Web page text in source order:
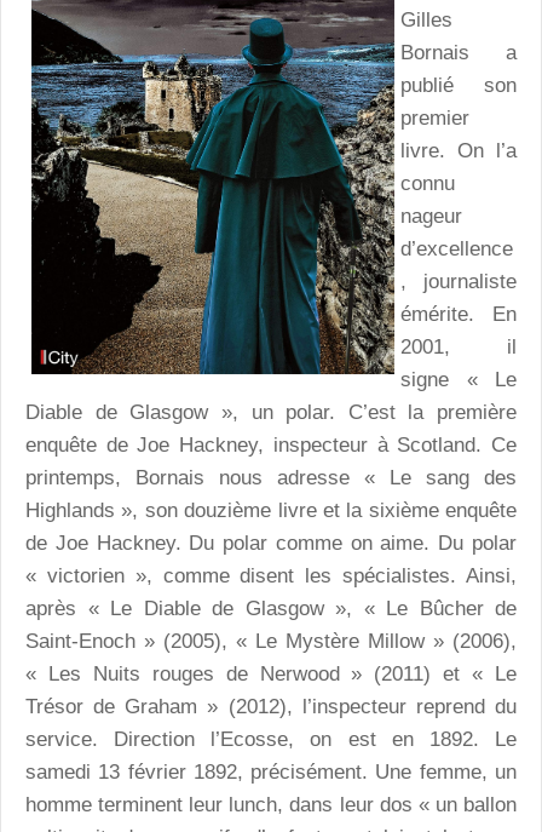
Gilles
Bornais a
publié son
premier
livre. On l’a
connu
nageur
d’excellence
, journaliste
émérite. En
2001, il
signe « Le
Diable de Glasgow », un polar. C’est la première
enquête de Joe Hackney, inspecteur à Scotland. Ce
printemps, Bornais nous adresse « Le sang des
Highlands », son douzième livre et la sixième enquête
de Joe Hackney. Du polar comme on aime. Du polar
« victorien », comme disent les spécialistes. Ainsi,
après « Le Diable de Glasgow », « Le Bûcher de
Saint-Enoch » (2005), « Le Mystère Millow » (2006),
« Les Nuits rouges de Nerwood » (2011) et « Le
Trésor de Graham » (2012), l’inspecteur reprend du
service. Direction l’Ecosse, on est en 1892. Le
samedi 13 février 1892, précisément. Une femme, un
homme terminent leur lunch, dans leur dos « un ballon